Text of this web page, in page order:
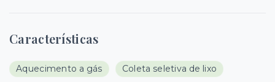
Características
Aquecimento a gás Coleta seletiva de lixo